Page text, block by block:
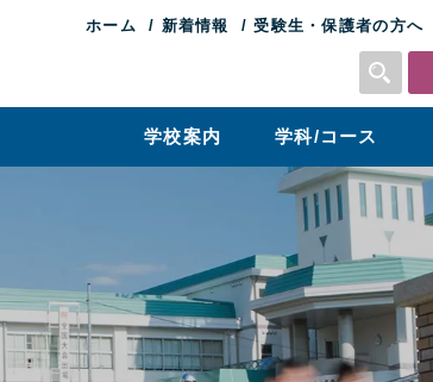
ホーム 新着情報 受験生・保護者の方へ
学校案内 学科/コース